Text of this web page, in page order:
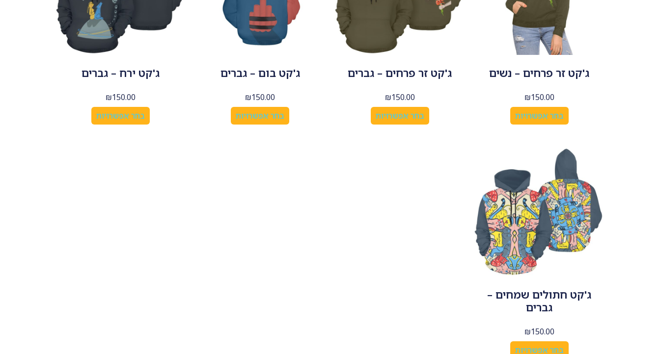
ג'קט זר פרחים – נשים
₪150.00
בחר אפשרויות
ג'קט זר פרחים – גברים
₪150.00
בחר אפשרויות
ג'קט בום – גברים
₪150.00
בחר אפשרויות
ג'קט ירח – גברים
₪150.00
בחר אפשרויות
ג'קט חתולים שמחים –
גברים
₪150.00
בחר אפשרויות